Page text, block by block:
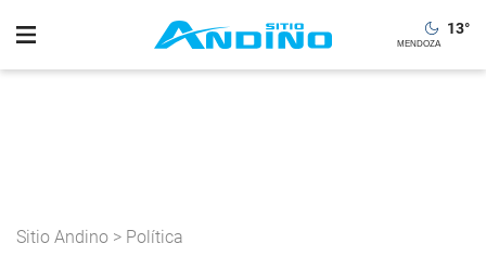
13°
Sitio Andino > Política